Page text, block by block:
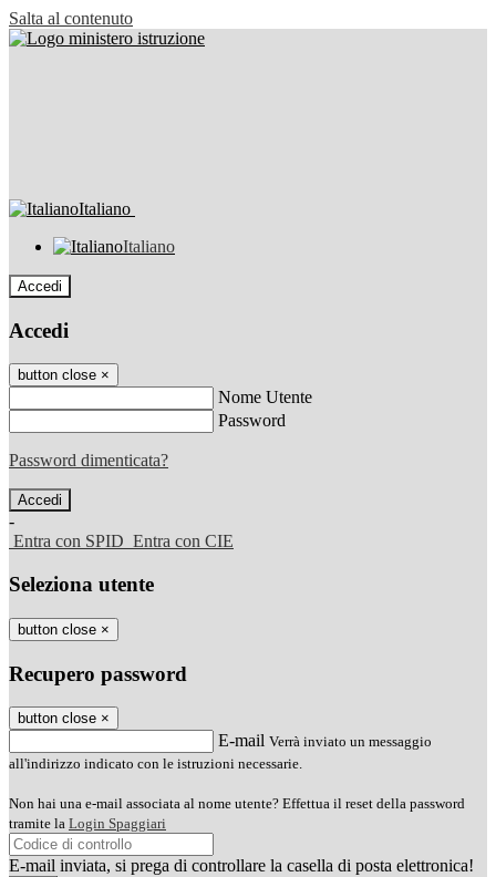
Salta al contenuto
Italiano
Italiano
Accedi
Accedi
button close ×
Nome Utente
Password
Password dimenticata?
-
Entra con SPID Entra con CIE
Seleziona utente
button close ×
Recupero password
button close ×
E-mail Verrà inviato un messaggio
all'indirizzo indicato con le istruzioni necessarie.
Non hai una e-mail associata al nome utente? Effettua il reset della password
tramite la Login Spaggiari
E-mail inviata, si prega di controllare la casella di posta elettronica!